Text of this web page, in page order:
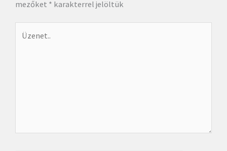
mezőket * karakterrel jelöltük